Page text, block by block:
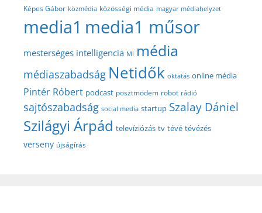
Képes Gábor közmédia közösségi média magyar médiahelyzet
media1 media1 műsor
mesterséges intelligencia MI média
médiaszabadság Netidők oktatás online média
Pintér Róbert podcast posztmodem robot rádió
sajtószabadság social media startup Szalay Dániel
Szilágyi Árpád televíziózás tv tévé tévézés
verseny újságírás